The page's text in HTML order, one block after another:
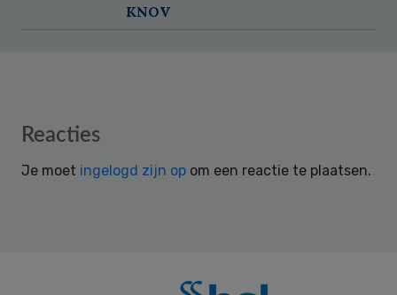
KNOV
Reader
Reacties
Je moet ingelogd zijn op om een reactie te plaatsen.